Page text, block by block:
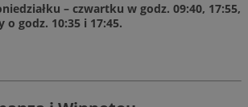
– czwartku w godz. 09:40, 17:55,
o godz. 10:35 i 17:45.